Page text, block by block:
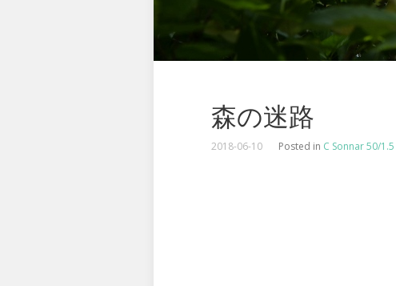
森の迷路
2018-06-10 Posted in C Sonnar 50/